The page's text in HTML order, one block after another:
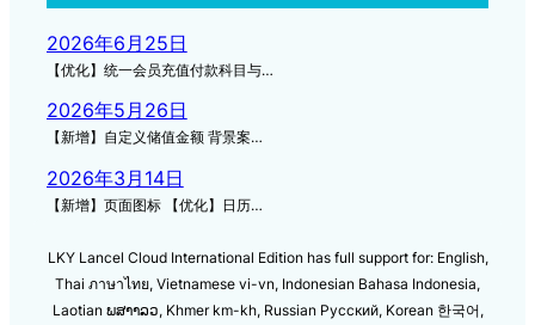
2026年6月25日
【优化】统一会员充值付款科目与…
2026年5月26日
【新增】自定义储值金额 背景案…
2026年3月14日
【新增】页面图标 【优化】日历…
LKY Lancel Cloud International Edition has full support for: English,
Thai ภาษาไทย, Vietnamese vi-vn, Indonesian Bahasa Indonesia,
Laotian ພສາາລວ, Khmer km-kh, Russian Русский, Korean 한국어,